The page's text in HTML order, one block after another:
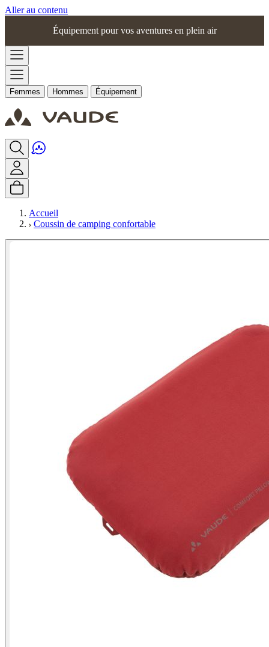
Aller au contenu
Équipement pour vos aventures en plein air
Femmes Hommes Équipement
Accueil
Coussin de camping confortable